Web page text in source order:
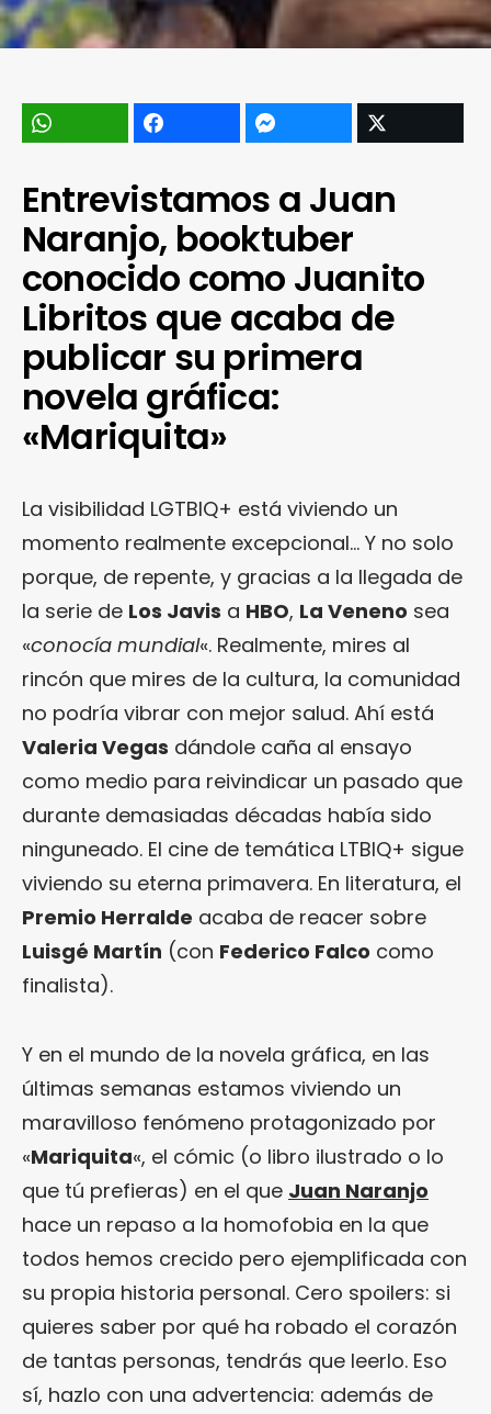
Entrevistamos a Juan
Naranjo, booktuber
conocido como Juanito
Libritos que acaba de
publicar su primera
novela gráfica:
«Mariquita»
La visibilidad LGTBIQ+ está viviendo un
momento realmente excepcional… Y no solo
porque, de repente, y gracias a la llegada de
la serie de Los Javis a HBO, La Veneno sea
«conocía mundial«. Realmente, mires al
rincón que mires de la cultura, la comunidad
no podría vibrar con mejor salud. Ahí está
Valeria Vegas dándole caña al ensayo
como medio para reivindicar un pasado que
durante demasiadas décadas había sido
ninguneado. El cine de temática LTBIQ+ sigue
viviendo su eterna primavera. En literatura, el
Premio Herralde acaba de reacer sobre
Luisgé Martín (con Federico Falco como
finalista).
Y en el mundo de la novela gráfica, en las
últimas semanas estamos viviendo un
maravilloso fenómeno protagonizado por
«Mariquita«, el cómic (o libro ilustrado o lo
que tú prefieras) en el que Juan Naranjo
hace un repaso a la homofobia en la que
todos hemos crecido pero ejemplificada con
su propia historia personal. Cero spoilers: si
quieres saber por qué ha robado el corazón
de tantas personas, tendrás que leerlo. Eso
sí, hazlo con una advertencia: además de